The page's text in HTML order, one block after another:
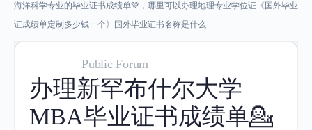
海洋科学专业的毕业证书成绩单💚，哪里可以办理地理专业学位证《国外毕业
证成绩单定制多少钱一个》国外毕业证书名称是什么
Public Forum
办理新罕布什尔大学
MBA毕业证书成绩单💁